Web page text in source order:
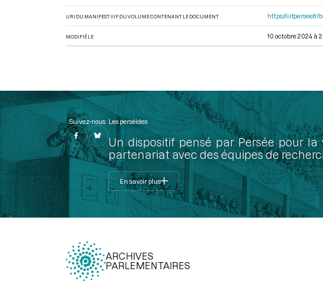
URI DU MANIFEST IIIF DU VOLUME CONTENANT LE DOCUMENT https://
MODIFIÉ LE 10 octobre 2024 à
Suivez-nous Les perséides
Un dispositif pensé par Persée pour
partenariat avec des équipes de
En savoir plus
ARCHIVES
PARLEMENTAIRES